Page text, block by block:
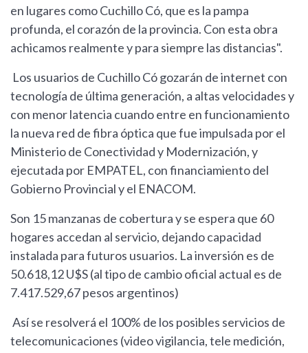
en lugares como Cuchillo Có, que es la pampa
profunda, el corazón de la provincia. Con esta obra
achicamos realmente y para siempre las distancias".
Los usuarios de Cuchillo Có gozarán de internet con
tecnología de última generación, a altas velocidades y
con menor latencia cuando entre en funcionamiento
la nueva red de fibra óptica que fue impulsada por el
Ministerio de Conectividad y Modernización, y
ejecutada por EMPATEL, con financiamiento del
Gobierno Provincial y el ENACOM.
Son 15 manzanas de cobertura y se espera que 60
hogares accedan al servicio, dejando capacidad
instalada para futuros usuarios. La inversión es de
50.618,12 U$S (al tipo de cambio oficial actual es de
7.417.529,67 pesos argentinos)
Así se resolverá el 100% de los posibles servicios de
telecomunicaciones (video vigilancia, tele medición,